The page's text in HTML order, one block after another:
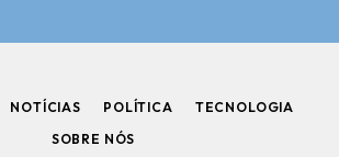
NOTÍCIAS POLÍTICA
TECNOLOGIA
SOBRE NÓS